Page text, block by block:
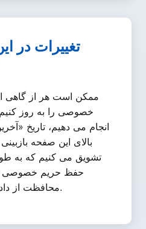
تغییرات در
ممکن است هر از گاهی
خصوصی را به روز
انجام می دهیم، تاریخ
بالای این صفحه
تشویق می کنیم که به
حفظ حریم خصوصی را
محافظت از داده های خود مطلع شوید.